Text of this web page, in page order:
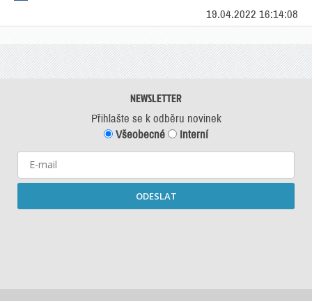
19.04.2022 16:14:08
NEWSLETTER
Přihlašte se k odběru novinek
Všeobecné
Interní
ODESLAT